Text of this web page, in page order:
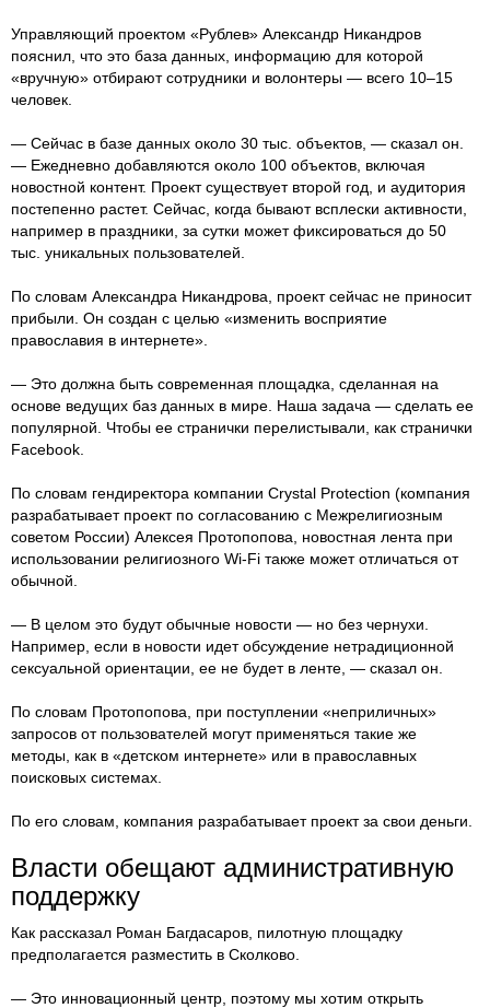
Управляющий проектом «Рублев» Александр Никандров
пояснил, что это база данных, информацию для которой
«вручную» отбирают сотрудники и волонтеры — всего 10–15
человек.
— Сейчас в базе данных около 30 тыс. объектов, — сказал он.
— Ежедневно добавляются около 100 объектов, включая
новостной контент. Проект существует второй год, и аудитория
постепенно растет. Сейчас, когда бывают всплески активности,
например в праздники, за сутки может фиксироваться до 50
тыс. уникальных пользователей.
По словам Александра Никандрова, проект сейчас не приносит
прибыли. Он создан с целью «изменить восприятие
православия в интернете».
— Это должна быть современная площадка, сделанная на
основе ведущих баз данных в мире. Наша задача — сделать ее
популярной. Чтобы ее странички перелистывали, как странички
Facebook.
По словам гендиректора компании Crystal Protection (компания
разрабатывает проект по согласованию с Межрелигиозным
советом России) Алексея Протопопова, новостная лента при
использовании религиозного Wi-Fi также может отличаться от
обычной.
— В целом это будут обычные новости — но без чернухи.
Например, если в новости идет обсуждение нетрадиционной
сексуальной ориентации, ее не будет в ленте, — сказал он.
По словам Протопопова, при поступлении «неприличных»
запросов от пользователей могут применяться такие же
методы, как в «детском интернете» или в православных
поисковых системах.
По его словам, компания разрабатывает проект за свои деньги.
Власти обещают административную
поддержку
Как рассказал Роман Багдасаров, пилотную площадку
предполагается разместить в Сколково.
— Это инновационный центр, поэтому мы хотим открыть